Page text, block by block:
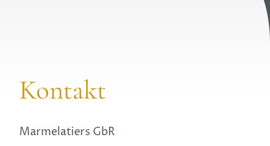
Kontakt
Marmelatiers GbR